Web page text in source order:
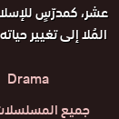
عشر، كمدرّسٍ
المُلا إلى تغيير
Drama
جميع